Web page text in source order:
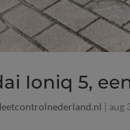
Ioniq 5,
| aug